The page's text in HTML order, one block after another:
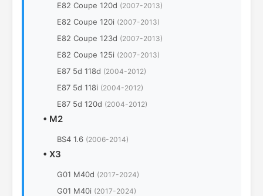
E82 Coupe 120d (2007-2013)
E82 Coupe 120i (2007-2013)
E82 Coupe 123d (2007-2013)
E82 Coupe 125i (2007-2013)
E87 5d 118d (2004-2012)
E87 5d 118i (2004-2012)
E87 5d 120d (2004-2012)
• M2
BS4 1.6 (2006-2014)
• X3
G01 M40d (2017-2024)
G01 M40i (2017-2024)